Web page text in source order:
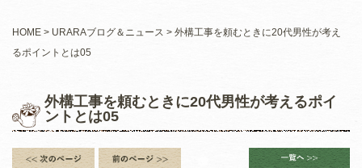
HOME URARAブログ＆ニュース
外構工事を頼むときに20代男性が考え
るポイントとは05
外構工事を頼むときに20代男性が考えるポイ
ントとは05